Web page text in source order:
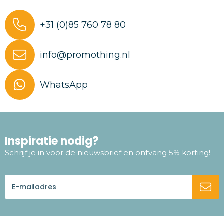
+31 (0)85 760 78 80
info@promothing.nl
WhatsApp
Inspiratie nodig?
Schrijf je in voor de nieuwsbrief en ontvang 5% korting!